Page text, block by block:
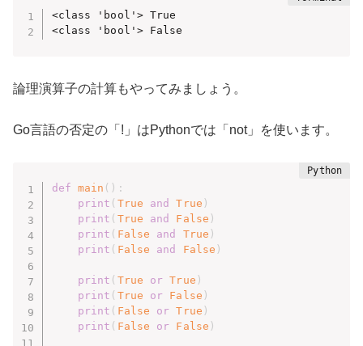
<class 'bool'> True
<class 'bool'> False
論理演算子の計算もやってみましょう。
Go言語の否定の「!」はPythonでは「not」を使います。
def main ( ) :
print ( True and True )
print ( True and False )
print ( False and True )
print ( False and False )
print ( True or True )
print ( True or False )
print ( False or True )
print ( False or False )